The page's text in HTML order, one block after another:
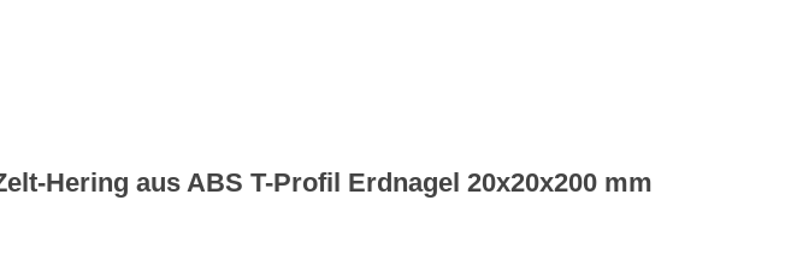
Hering aus ABS T-Profil Erdnagel 20x20x200 mm